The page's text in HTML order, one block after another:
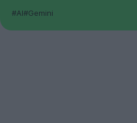
#AI#Gemini